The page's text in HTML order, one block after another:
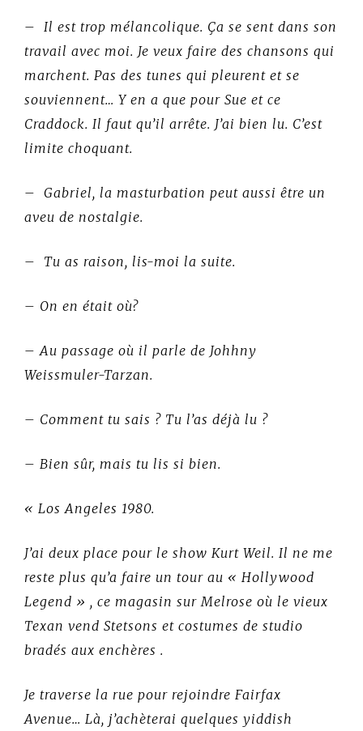
– Il est trop mélancolique. Ça se sent dans son
travail avec moi. Je veux faire des chansons qui
marchent. Pas des tunes qui pleurent et se
souviennent… Y en a que pour Sue et ce
Craddock. Il faut qu’il arrête. J’ai bien lu. C’est
limite choquant.
– Gabriel, la masturbation peut aussi être un
aveu de nostalgie.
– Tu as raison, lis-moi la suite.
– On en était où?
– Au passage où il parle de Johhny
Weissmuler-Tarzan.
– Comment tu sais ? Tu l’as déjà lu ?
– Bien sûr, mais tu lis si bien.
« Los Angeles 1980.
J’ai deux place pour le show Kurt Weil. Il ne me
reste plus qu’a faire un tour au « Hollywood
Legend » , ce magasin sur Melrose où le vieux
Texan vend Stetsons et costumes de studio
bradés aux enchères .
Je traverse la rue pour rejoindre Fairfax
Avenue… Là, j’achèterai quelques yiddish